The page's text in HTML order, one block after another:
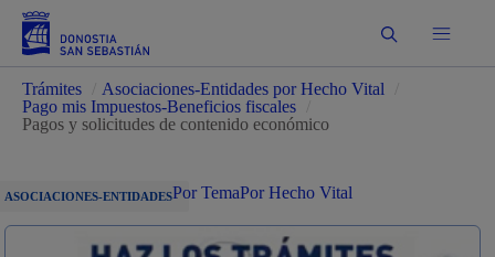
Buscar
Trámites Asociaciones-Entidades por Hecho Vital
Pago mis Impuestos-Beneficios fiscales
Pagos y solicitudes de contenido económico
ASOCIACIONES-ENTIDADESPor TemaPor Hecho Vital